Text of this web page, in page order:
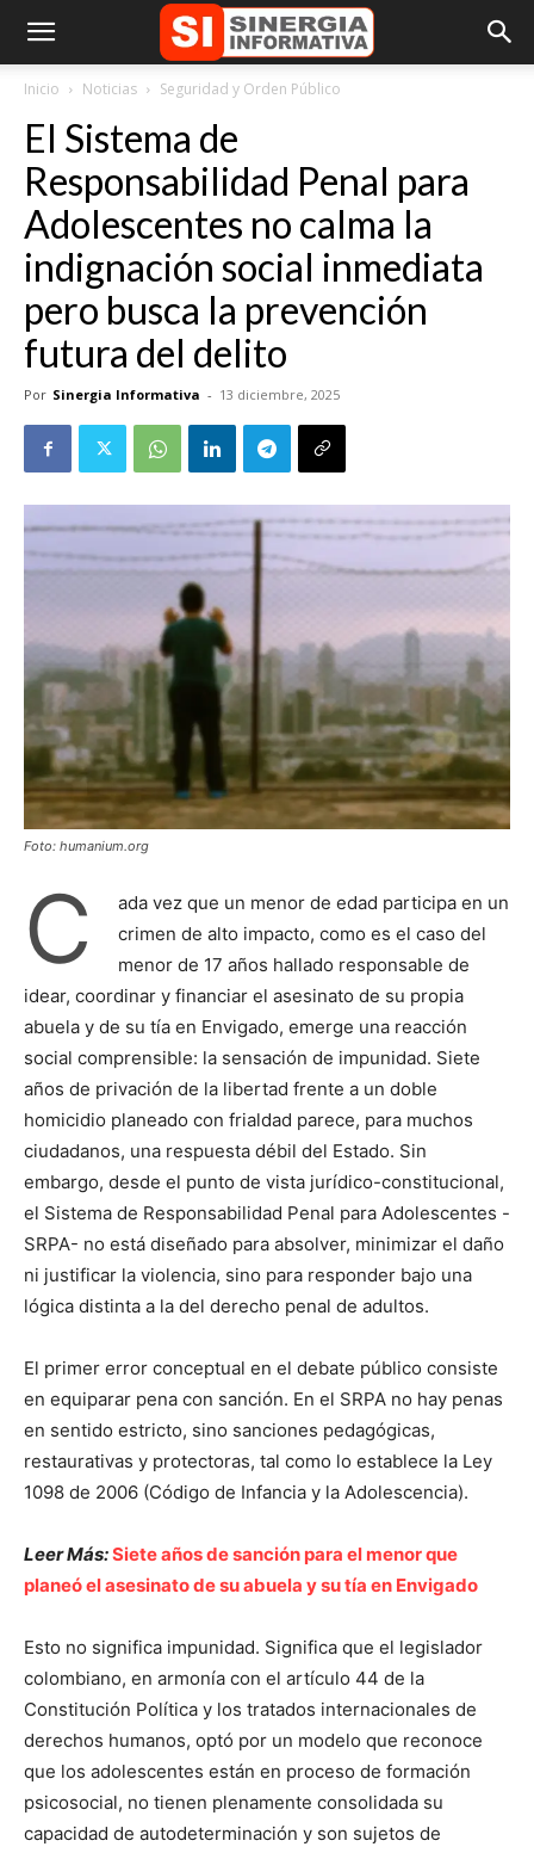
Inicio Noticias Seguridad y Orden Público
El Sistema de
Responsabilidad Penal para
Adolescentes no calma la
indignación social inmediata
pero busca la prevención
futura del delito
Por Sinergia Informativa - 13 diciembre, 2025
Foto: humanium.org
C
ada vez que un menor de edad participa en un
crimen de alto impacto, como es el caso del
menor de 17 años hallado responsable de
idear, coordinar y financiar el asesinato de su propia
abuela y de su tía en Envigado, emerge una reacción
social comprensible: la sensación de impunidad. Siete
años de privación de la libertad frente a un doble
homicidio planeado con frialdad parece, para muchos
ciudadanos, una respuesta débil del Estado. Sin
embargo, desde el punto de vista jurídico-constitucional,
el Sistema de Responsabilidad Penal para Adolescentes -
SRPA- no está diseñado para absolver, minimizar el daño
ni justificar la violencia, sino para responder bajo una
lógica distinta a la del derecho penal de adultos.
El primer error conceptual en el debate público consiste
en equiparar pena con sanción. En el SRPA no hay penas
en sentido estricto, sino sanciones pedagógicas,
restaurativas y protectoras, tal como lo establece la Ley
1098 de 2006 (Código de Infancia y la Adolescencia).
Leer Más:Siete años de sanción para el menor que
planeó el asesinato de su abuela y su tía en Envigado
Esto no significa impunidad. Significa que el legislador
colombiano, en armonía con el artículo 44 de la
Constitución Política y los tratados internacionales de
derechos humanos, optó por un modelo que reconoce
que los adolescentes están en proceso de formación
psicosocial, no tienen plenamente consolidada su
capacidad de autodeterminación y son sujetos de